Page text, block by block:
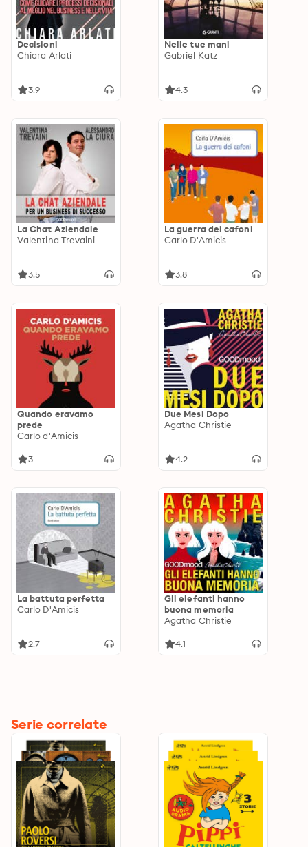
Decisioni
Chiara Arlati
3.9
Nelle tue mani
Gabriel Katz
4.3
La Chat Aziendale
Valentina Trevaini
3.5
La guerra dei cafoni
Carlo D'Amicis
3.8
Quando eravamo
prede
Carlo d'Amicis
3
Due Mesi Dopo
Agatha Christie
4.2
La battuta perfetta
Carlo D'Amicis
2.7
Gli elefanti hanno
buona memoria
Agatha Christie
4.1
Serie correlate